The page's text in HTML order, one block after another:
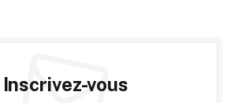
Inscrivez-vous